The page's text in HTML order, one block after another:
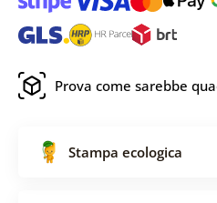
Prova come sarebbe
Stampa ecologica